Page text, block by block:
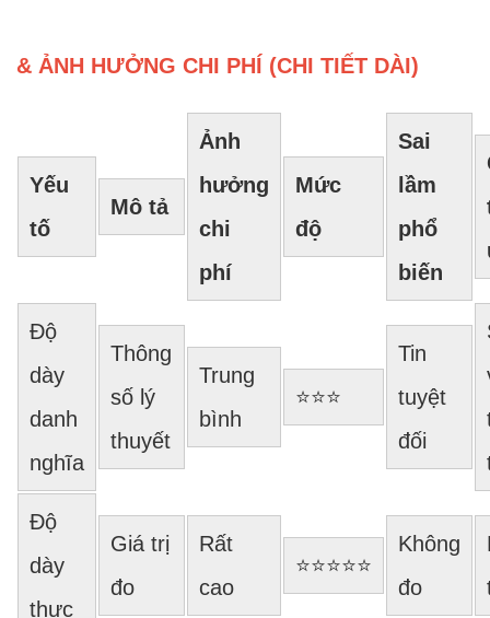
& ẢNH HƯỞNG CHI PHÍ (CHI TIẾT DÀI)
Yếu
tố
Mô tả
Ảnh
hưởng
chi
phí
Mức
độ
Sai
lầm
phổ
biến
Độ
dày
danh
nghĩa
Thông
số lý
thuyết
Trung
bình
⭐⭐⭐
Tin
tuyệt
đối
Độ
dày
thực
Giá trị
đo
Rất
cao
⭐⭐⭐⭐⭐
Không
đo